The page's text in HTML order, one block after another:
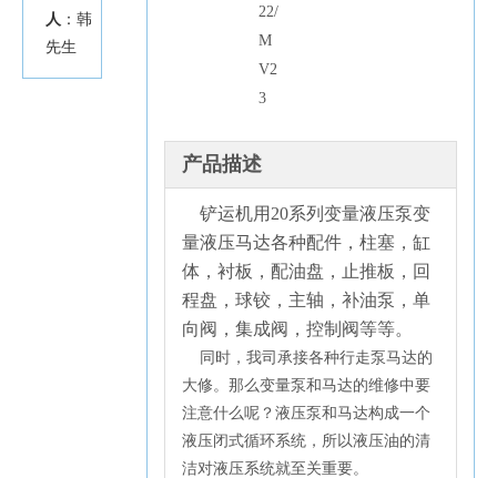
人 ：韩
先生
22/
M
V2
3
产品描述
铲运机用20系列变量液压泵变
量液压马达各种配件，柱塞，缸
体，衬板，配油盘，止推板，回
程盘，球铰，主轴，补油泵，单
向阀，集成阀，控制阀等等。
同时，我司承接各种行走泵马达的
大修。那么变量泵和马达的维修中要
注意什么呢？液压泵和马达构成一个
液压闭式循环系统，所以液压油的清
洁对液压系统就至关重要。